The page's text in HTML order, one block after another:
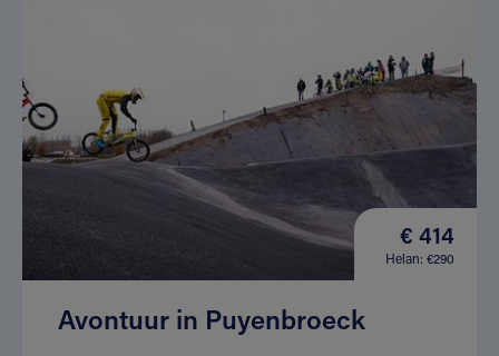
€ 414
Helan: €290
Avontuur in Puyenbroeck